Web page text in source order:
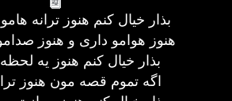
بذار خیال کنم هنوز ترانه
هنوز هوامو داری و هنوز
بذار خیال کنم هنوز یه لحظه
اگه تموم قصه مون هنوز